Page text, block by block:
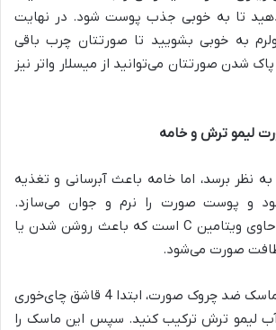
دهید تا به خوبی جذب پوست شود. در نهایت
به خوبی بشویید تا صورتتان چرب باقی
شدن صورتتان می‌توانید از میسلار واتر نیز
لیمو ترش و خامه
نظر برسد، اما خامه باعث آبرسانی و تغذیه
و پوست صورت را نرم و جوان می‌سازد.
همچنین لیمو ترش حاوی ویتامین C است که باعث روشن شدن یا
صورت می‌شود.
برای تهیه قوی‌ترین ماسک ضد چروک صورت، ابتدا 4 قاشق چای‌خوری
لیمو ترش ترکیب کنید. سپس این ماسک را